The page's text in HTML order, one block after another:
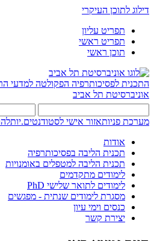
דילוג לתוכן העיקרי
תפריט עליון
תפריט ראשי
תוכן ראשי
התכנית לפסיכותרפיה הפקולטה למדעי
אוניברסיטת תל אביב
מערכת פניותאזור אישי לסטודנטים.יות
אודות
תכנית הליבה בפסיכותרפיה
תכנית הליבה למטפלים באומנויות
לימודים מתקדמים
לימודים לתואר שלישי PhD
מסגרת לימודים שנתית - מפגשים
כנסים וימי עיון
יצירת קשר